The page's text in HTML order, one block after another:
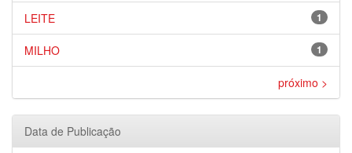
1
LEITE
1
MILHO
próximo >
Data de Publicação